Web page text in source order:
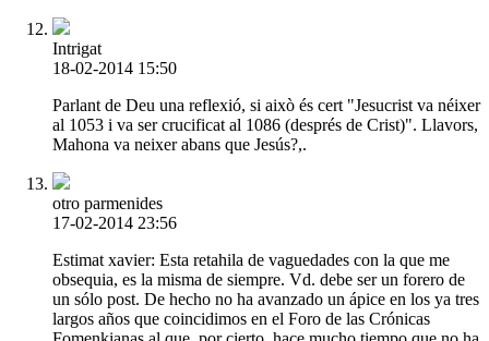
Intrigat
18-02-2014 15:50
Parlant de Deu una reflexió, si això és cert "Jesucrist va néixer
al 1053 i va ser crucificat al 1086 (després de Crist)". Llavors,
Mahona va neixer abans que Jesús?,.
otro parmenides
17-02-2014 23:56
Estimat xavier: Esta retahila de vaguedades con la que me
obsequia, es la misma de siempre. Vd. debe ser un forero de
un sólo post. De hecho no ha avanzado un ápice en los ya tres
largos años que coincidimos en el Foro de las Crónicas